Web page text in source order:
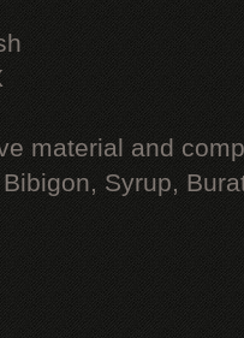
material and
Syrup,